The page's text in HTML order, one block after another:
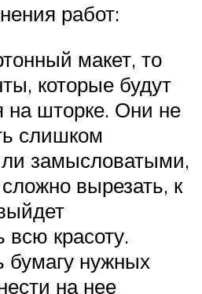
работ:
макет, то
которые будут
на шторке. Они не
слишком
замысловатыми,
вырезать, к
всю красоту.
бумагу нужных
на нее